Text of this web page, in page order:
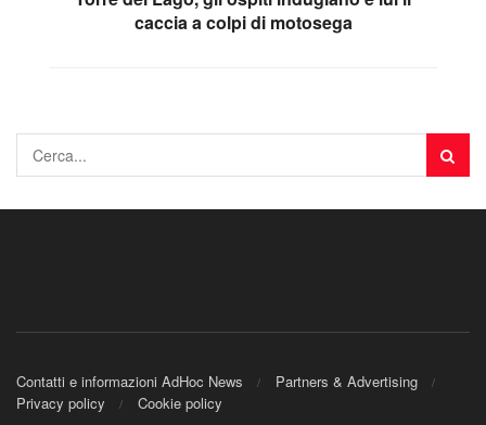
caccia a colpi di motosega
Contatti e informazioni AdHoc News
Partners & Advertising
Privacy policy
Cookie policy